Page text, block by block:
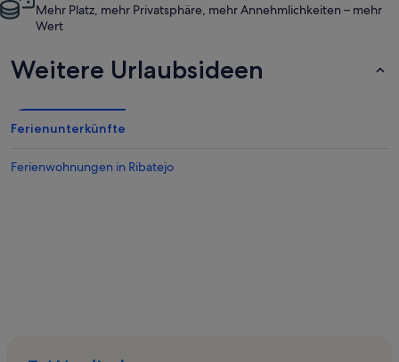
Mehr Platz, mehr Privatsphäre, mehr Annehmlichkeiten – mehr
Wert
Weitere Urlaubsideen
Ferienunterkünfte
Ferienwohnungen in Ribatejo